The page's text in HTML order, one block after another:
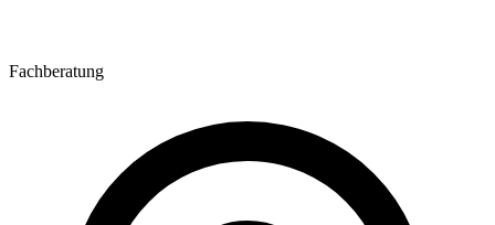
Fachberatung